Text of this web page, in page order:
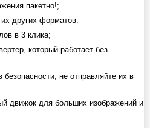
пакетно!;
других форматов.
в 3 клика;
который работает без
не отправляйте их в
движок для больших изображений и